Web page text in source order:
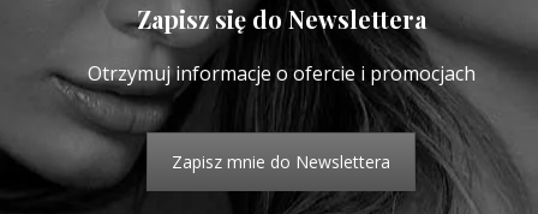
Zapisz się do Newslettera
Otrzymuj informacje o ofercie i promocjach
Zapisz mnie do Newslettera